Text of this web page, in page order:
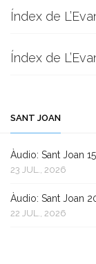
Índex de
Índex de
SANT JOAN
Àudio: Sant Joan
23 JUL., 2026
Àudio: Sant Joan
22 JUL., 2026